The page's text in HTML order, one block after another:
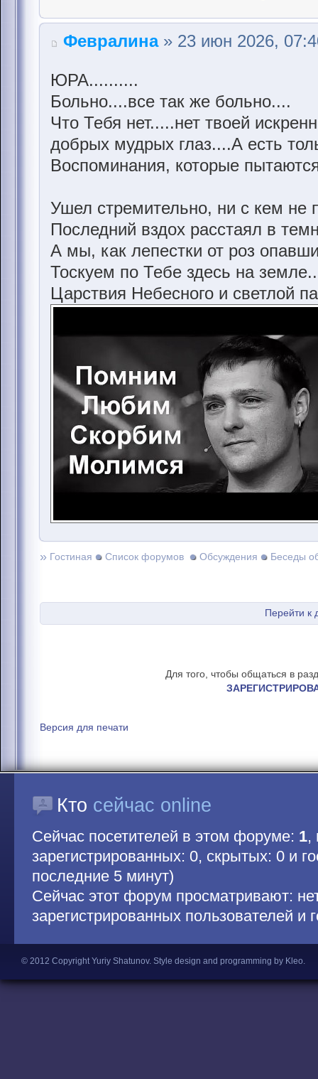
Февралина» 23 июн 2026,
ЮРА..........
Больно....все так же больно....
Что Тебя нет.....нет твоей
добрых мудрых глаз....А есть
Воспоминания, которые
Ушел стремительно, ни с кем не
Последний вздох расстаял в
А мы, как лепестки от роз
Тоскуем по Тебе здесь на
Царствия Небесного и светлой
» Гостиная Список форумов Обсуждения Беседы
Перейти к
Для того, чтобы общаться в
Версия для печати
Кто сейчас online
Сейчас посетителей в этом форуме: 1,
зарегистрированных: 0, скрытых: 0 и
последние 5 минут)
Сейчас этот форум просматривают:
зарегистрированных пользователей и
© 2012 Copyright Yuriy Shatunov. Style design and programming by Kleo.